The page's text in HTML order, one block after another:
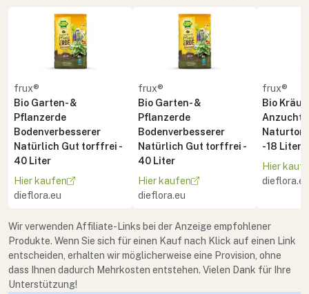
frux®
Bio Garten- &
Pflanzerde
Bodenverbesserer
Natürlich Gut torffrei -
40 Liter
Hier kaufen
dieflora.eu
frux®
Bio Garten- &
Pflanzerde
Bodenverbesserer
Natürlich Gut torffrei -
40 Liter
Hier kaufen
dieflora.eu
frux®
Bio
Naturton
- 18 Liter
Hier
dieflora.eu
Wir verwenden Affiliate-Links bei der Anzeige empfohlener
Produkte. Wenn Sie sich für einen Kauf nach Klick auf einen Link
entscheiden, erhalten wir möglicherweise eine Provision, ohne
dass Ihnen dadurch Mehrkosten entstehen. Vielen Dank für Ihre
Unterstützung!